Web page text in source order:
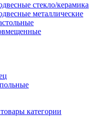
стекло/керамика
металлические
категории